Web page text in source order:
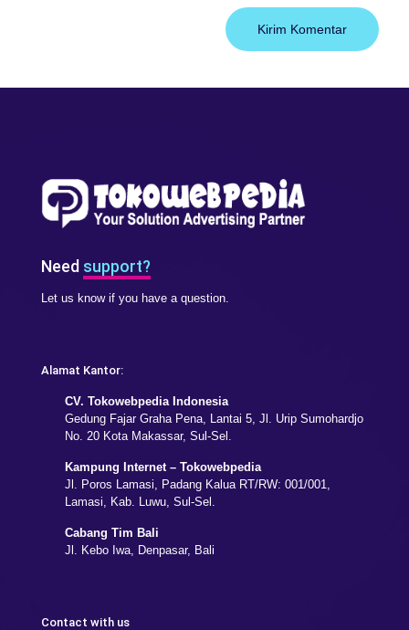
Need support?
Let us know if you have a question.
Alamat Kantor:
CV. Tokowebpedia Indonesia
Gedung Fajar Graha Pena, Lantai 5, Jl. Urip Sumohardjo
No. 20 Kota Makassar, Sul-Sel.
Kampung Internet – Tokowebpedia
Jl. Poros Lamasi, Padang Kalua RT/RW: 001/001,
Lamasi, Kab. Luwu, Sul-Sel.
Cabang Tim Bali
Jl. Kebo Iwa, Denpasar, Bali
Contact with us